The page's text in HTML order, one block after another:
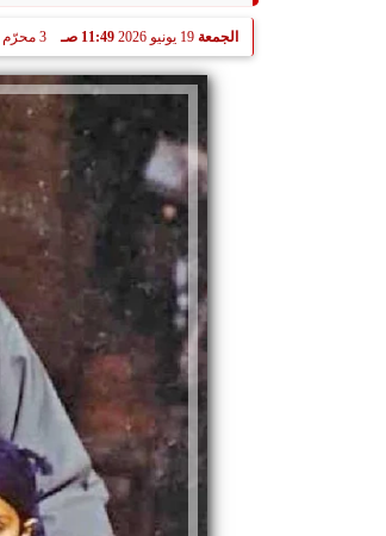
الجمعة 19 يونيو 2026 11:49 صـ 3 محرّم 1448